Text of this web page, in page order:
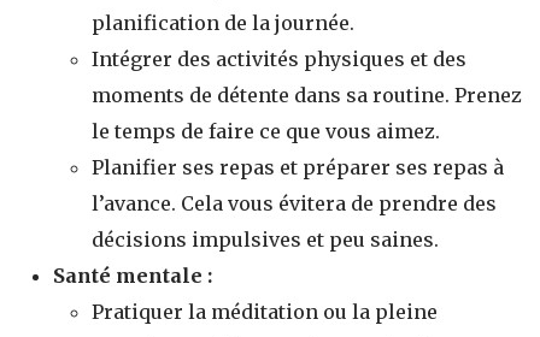
planification de la journée.
Intégrer des activités physiques et des
moments de détente dans sa routine. Prenez
le temps de faire ce que vous aimez.
Planifier ses repas et préparer ses repas à
l’avance. Cela vous évitera de prendre des
décisions impulsives et peu saines.
Santé mentale :
Pratiquer la méditation ou la pleine